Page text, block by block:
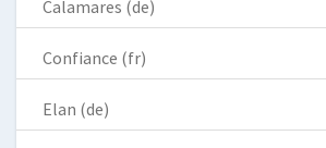
Calamares (de)
Confiance (fr)
Elan (de)